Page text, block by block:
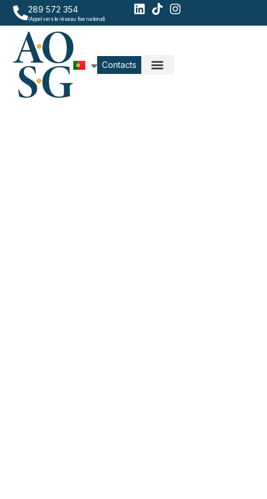
289 572 354
(Appel vers le réseau fixe national)
Contacts